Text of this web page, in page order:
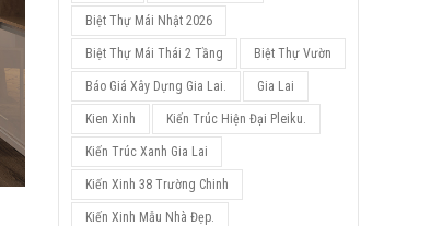
Biệt Thự Mái Nhật 2026
Biệt Thự Mái Thái 2 Tầng Biệt Thự Vườn
Báo Giá Xây Dựng Gia Lai. Gia Lai
Kien Xinh Kiến Trúc Hiện Đại Pleiku.
Kiến Trúc Xanh Gia Lai
Kiến Xinh 38 Trường Chinh
Kiến Xinh Mẫu Nhà Đẹp.